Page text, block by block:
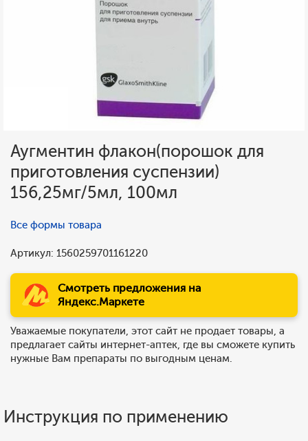
Аугментин флакон(порошок для
приготовления суспензии)
156,25мг/5мл, 100мл
Все формы товара
Артикул: 1560259701161220
Смотреть предложения на
Яндекс.Маркете
Уважаемые покупатели, этот сайт не продает товары, а
предлагает сайты интернет-аптек, где вы сможете купить
нужные Вам препараты по выгодным ценам.
Инструкция по применению